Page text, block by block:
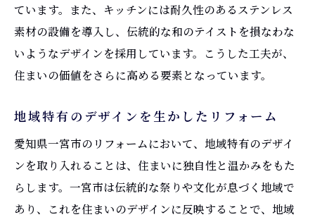
ています。また、キッチンには耐久性のあるステンレス
素材の設備を導入し、伝統的な和のテイストを損なわな
いようなデザインを採用しています。こうした工夫が、
住まいの価値をさらに高める要素となっています。
地域特有のデザインを生かしたリフォーム
愛知県一宮市のリフォームにおいて、地域特有のデザイ
ンを取り入れることは、住まいに独自性と温かみをもた
らします。一宮市は伝統的な祭りや文化が息づく地域で
あり、これを住まいのデザインに反映することで、地域